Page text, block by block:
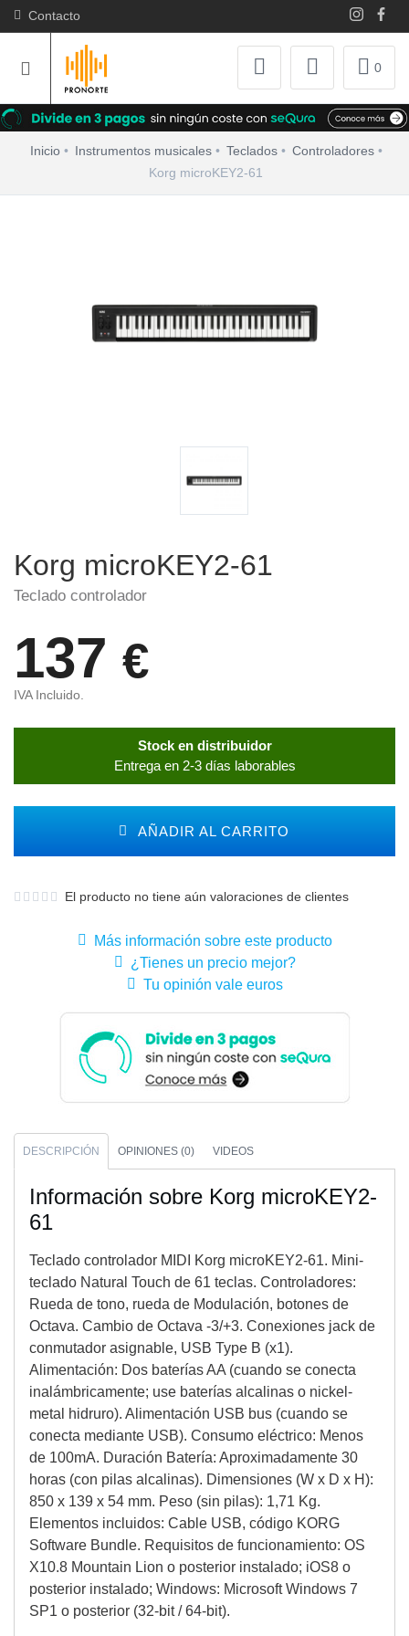
Contacto
0
Inicio Instrumentos musicales Teclados
Controladores
Korg microKEY2-61
Korg microKEY2-61
Teclado controlador
137 €
IVA Incluido.
Stock en distribuidor
Entrega en 2-3 días laborables
AÑADIR AL CARRITO
El producto no tiene aún valoraciones de clientes
Más información sobre este producto
¿Tienes un precio mejor?
Tu opinión vale euros
DESCRIPCIÓN OPINIONES (0) VIDEOS
Información sobre Korg microKEY2-
61
Teclado controlador MIDI Korg microKEY2-61. Mini-
teclado Natural Touch de 61 teclas. Controladores:
Rueda de tono, rueda de Modulación, botones de
Octava. Cambio de Octava -3/+3. Conexiones jack de
conmutador asignable, USB Type B (x1).
Alimentación: Dos baterías AA (cuando se conecta
inalámbricamente; use baterías alcalinas o nickel-
metal hidruro). Alimentación USB bus (cuando se
conecta mediante USB). Consumo eléctrico: Menos
de 100mA. Duración Batería: Aproximadamente 30
horas (con pilas alcalinas). Dimensiones (W x D x H):
850 x 139 x 54 mm. Peso (sin pilas): 1,71 Kg.
Elementos incluidos: Cable USB, código KORG
Software Bundle. Requisitos de funcionamiento: OS
X10.8 Mountain Lion o posterior instalado; iOS8 o
posterior instalado; Windows: Microsoft Windows 7
SP1 o posterior (32-bit / 64-bit).